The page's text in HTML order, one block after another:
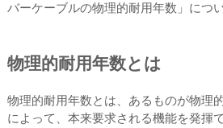
バーケーブルの物理的耐用年数」につ
物理的耐用年数とは
物理的耐用年数とは、あるものが物理
によって、本来要求される機能を発揮